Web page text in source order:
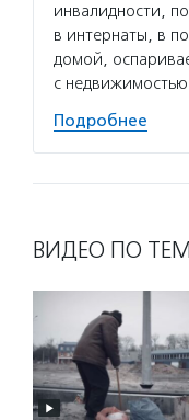
инвалидности,
в интернаты, в
домой,
с
Подробнее
ВИДЕО ПО